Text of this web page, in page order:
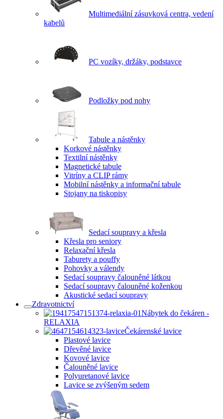
Multimediální zásuvková centra, vedení
kabelů
PC vozíky, držáky, podstavce
Podložky pod nohy
Tabule a nástěnky
Korkové nástěnky
Textilní nástěnky
Magnetické tabule
Vitríny a CLIP rámy
Mobilní nástěnky a informační tabule
Stojany na tiskopisy
Sedací soupravy a křesla
Křesla pro seniory
Relaxační křesla
Taburety a pouffy
Pohovky a válendy
Sedací soupravy čalouněné látkou
Sedací soupravy čalouněné koženkou
Akustické sedací soupravy
Zdravotnictví
Nábytek do čekáren -
RELAXIA
Čekárenské lavice
Plastové lavice
Dřevěné lavice
Kovové lavice
Čalouněné lavice
Polyuretanové lavice
Lavice se zvýšeným sedem